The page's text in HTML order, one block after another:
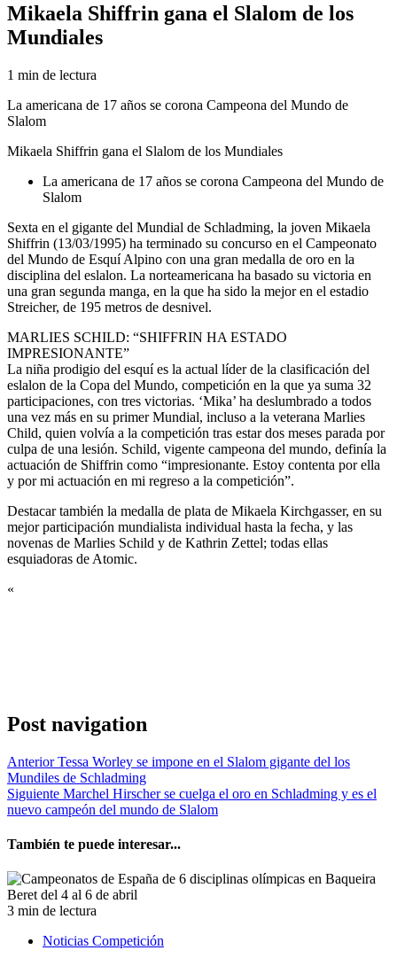
Mikaela Shiffrin gana el Slalom de los
Mundiales
1 min de lectura
La americana de 17 años se corona Campeona del Mundo de
Slalom
Mikaela Shiffrin gana el Slalom de los Mundiales
La americana de 17 años se corona Campeona del Mundo de
Slalom
Sexta en el gigante del Mundial de Schladming, la joven Mikaela
Shiffrin (13/03/1995) ha terminado su concurso en el Campeonato
del Mundo de Esquí Alpino con una gran medalla de oro en la
disciplina del eslalon. La norteamericana ha basado su victoria en
una gran segunda manga, en la que ha sido la mejor en el estadio
Streicher, de 195 metros de desnivel.
MARLIES SCHILD: “SHIFFRIN HA ESTADO
IMPRESIONANTE”
La niña prodigio del esquí es la actual líder de la clasificación del
eslalon de la Copa del Mundo, competición en la que ya suma 32
participaciones, con tres victorias. ‘Mika’ ha deslumbrado a todos
una vez más en su primer Mundial, incluso a la veterana Marlies
Child, quien volvía a la competición tras estar dos meses parada por
culpa de una lesión. Schild, vigente campeona del mundo, definía la
actuación de Shiffrin como “impresionante. Estoy contenta por ella
y por mi actuación en mi regreso a la competición”.
Destacar también la medalla de plata de Mikaela Kirchgasser, en su
mejor participación mundialista individual hasta la fecha, y las
novenas de Marlies Schild y de Kathrin Zettel; todas ellas
esquiadoras de Atomic.
«
Post navigation
AnteriorTessa Worley se impone en el Slalom gigante del los
Mundiles de Schladming
Siguiente Marchel Hirscher se cuelga el oro en Schladming y es el
nuevo campeón del mundo de Slalom
También te puede interesar...
3 min de lectura
Noticias Competición